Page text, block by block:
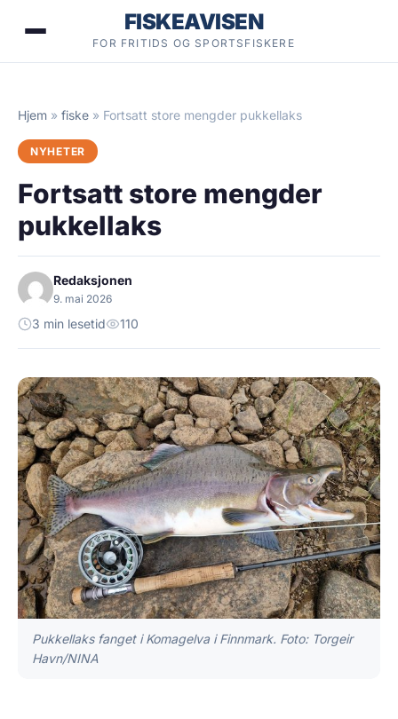
FISKEAVISEN
FOR FRITIDS OG SPORTSFISKERE
Hjem » fiske » Fortsatt store mengder pukkellaks
NYHETER
Fortsatt store mengder
pukkellaks
Redaksjonen
9. mai 2026
3 min lesetid 110
Pukkellaks fanget i Komagelva i Finnmark. Foto: Torgeir
Havn/NINA